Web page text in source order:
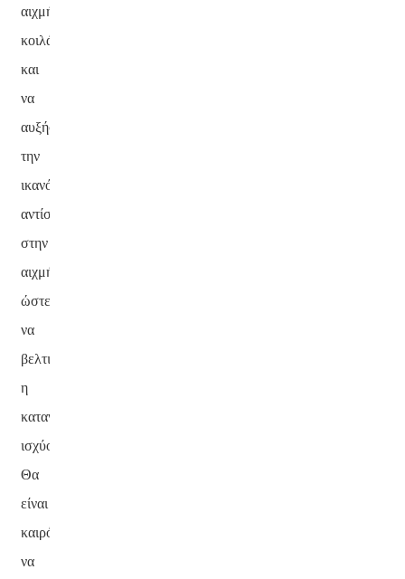
αιχμής-
κοιλάδας
και
να
αυξήσουν
την
ικανότητα
αντίστασης
στην
αιχμή,
ώστε
να
βελτιστοποιηθεί
η
κατανομή
ισχύος.
Θα
είναι
καιρός
να